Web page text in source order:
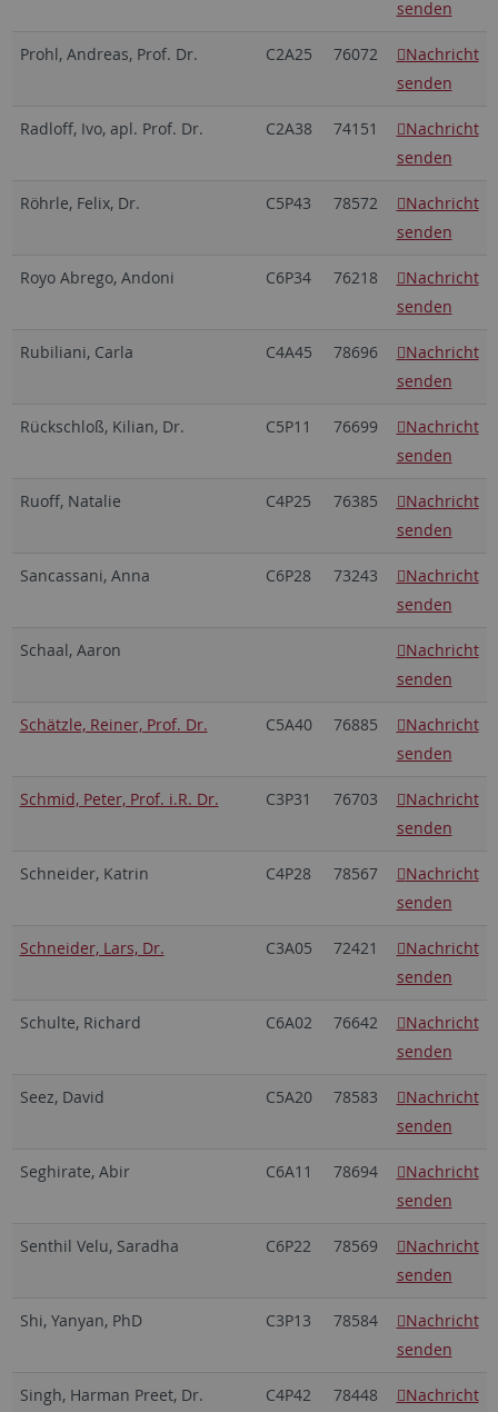
senden
Prohl, Andreas, Prof. Dr. C2A25 76072
Nachricht
senden
Radloff, Ivo, apl. Prof. Dr. C2A38 74151
Nachricht
senden
Röhrle, Felix, Dr. C5P43 78572
Nachricht
senden
Royo Abrego, Andoni C6P34 76218
Nachricht
senden
Rubiliani, Carla C4A45 78696
Nachricht
senden
Rückschloß, Kilian, Dr. C5P11 76699
Nachricht
senden
Ruoff, Natalie C4P25 76385
Nachricht
senden
Sancassani, Anna C6P28 73243
Nachricht
senden
Schaal, Aaron
Nachricht
senden
Schätzle, Reiner, Prof. Dr. C5A40 76885
Nachricht
senden
Schmid, Peter, Prof. i.R. Dr. C3P31 76703
Nachricht
senden
Schneider, Katrin C4P28 78567
Nachricht
senden
Schneider, Lars, Dr. C3A05 72421
Nachricht
senden
Schulte, Richard C6A02 76642
Nachricht
senden
Seez, David C5A20 78583
Nachricht
senden
Seghirate, Abir C6A11 78694
Nachricht
senden
Senthil Velu, Saradha C6P22 78569
Nachricht
senden
Shi, Yanyan, PhD C3P13 78584
Nachricht
senden
Singh, Harman Preet, Dr. C4P42 78448
Nachricht